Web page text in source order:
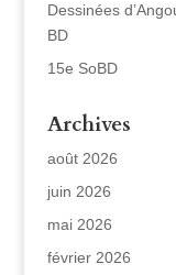
Dessinées
BD
15e SoBD
Archives
août 2026
juin 2026
mai 2026
février 2026